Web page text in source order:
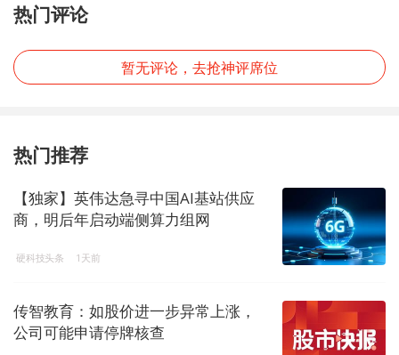
热门评论
暂无评论，去抢神评席位
热门推荐
【独家】英伟达急寻中国AI基站供应
商，明后年启动端侧算力组网
硬科技头条 1天前
传智教育：如股价进一步异常上涨，
公司可能申请停牌核查